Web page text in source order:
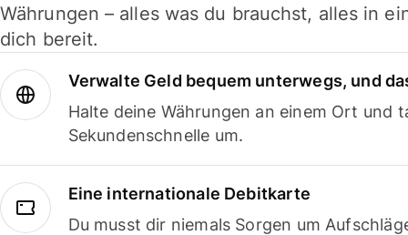
Währungen – alles was du brauchst, alles in
dich bereit.
Verwalte Geld bequem unterwegs, und
Halte deine Währungen an einem Ort und
Sekundenschnelle um.
Eine internationale Debitkarte
Du musst dir niemals Sorgen um